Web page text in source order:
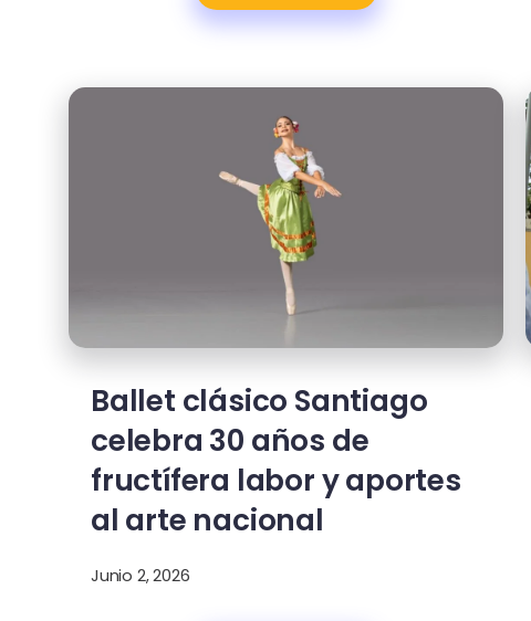
Ballet clásico Santiago
celebra 30 años de
fructífera labor y aportes
al arte nacional
Junio 2, 2026